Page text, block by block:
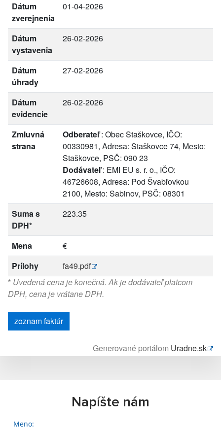
Dátum
zverejnenia
01-04-2026
Dátum
vystavenia
26-02-2026
Dátum
úhrady
27-02-2026
Dátum
evidencie
26-02-2026
Zmluvná
strana
Odberateľ: Obec Staškovce, IČO:
00330981, Adresa: Staškovce 74, Mesto:
Staškovce, PSČ: 090 23
Dodávateľ: EMI EU s. r. o., IČO:
46726608, Adresa: Pod Švabľovkou
2100, Mesto: Sabinov, PSČ: 08301
Suma s
DPH*
223.35
Mena
€
Prílohy
fa49.pdf
* Uvedená cena je konečná. Ak je dodávateľ platcom
DPH, cena je vrátane DPH.
zoznam faktúr
Generované portálom Uradne.sk
Napíšte nám
Meno: